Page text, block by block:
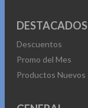
DESTACADOS
Descuentos
Promo del Mes
Productos Nuevos